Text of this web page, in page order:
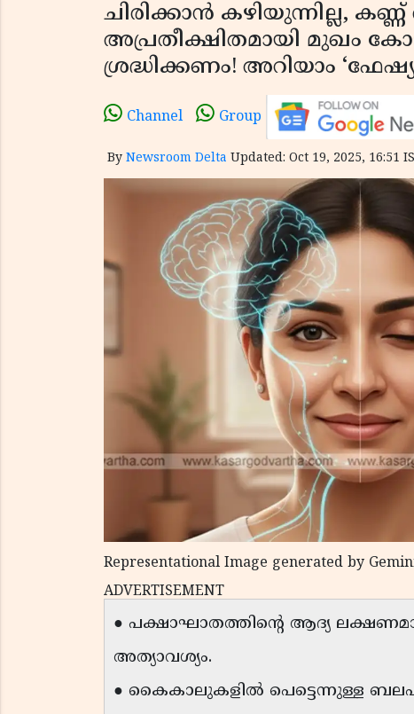
ചിരിക്കാൻ കഴിയുന്നില്ല,
അപ്രതീക്ഷിതമായി മുഖം
ശ്രദ്ധിക്കണം! അറിയാം
Channel Group
By Newsroom Delta Updated: Oct 19, 2025, 16:51
Representational Image generated by
ADVERTISEMENT
● പക്ഷാഘാതത്തിൻ്റെ ആദ്യ
അത്യാവശ്യം.
● കൈകാലുകളിൽ പെട്ടെന്നുള്ള